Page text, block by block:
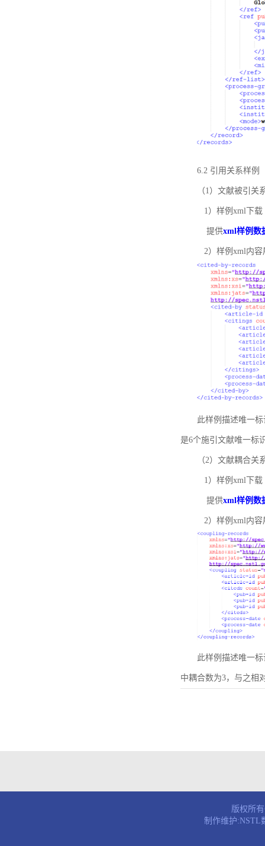
6.2 引用关系样例
（1）文献被引关
1）样例xml下载
提供xml样例数
2）样例xml内容
此样例描述唯一标
是6个施引文献唯一标
（2）文献耦合关
1）样例xml下载
提供xml样例数
2）样例xml内容
此样例描述唯一标
中耦合数为3，与之相
版权所
制作维护:NSTL